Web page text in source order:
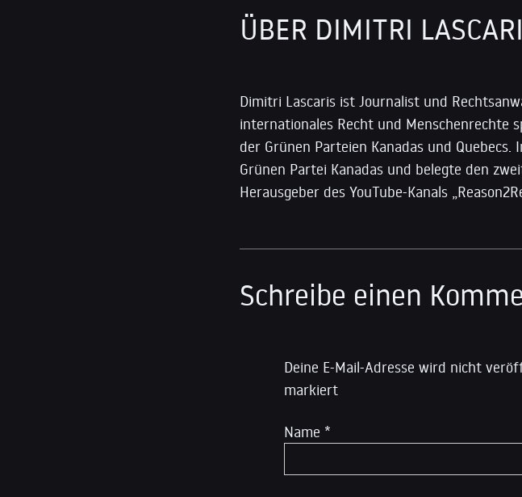
ÜBER DIMITRI
Dimitri Lascaris ist Journalist und
internationales Recht und Menschenrechte
der Grünen Parteien Kanadas und
Grünen Partei Kanadas und belegte den
Herausgeber des YouTube-Kanals
Schreibe einen
Deine E-Mail-Adresse wird nicht
markiert
Name *